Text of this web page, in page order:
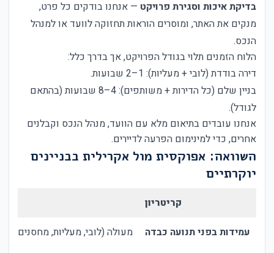
בדיקת איכות וסגירת פרויקט — אנחנו בודקים כל פרט,
מנקים את האתר, ומוסרים הוראות תחזוקה לוועד או למנהל
הנכס.
הלוח הזמנים תלוי בגודל הפרויקט, אך בדרך כלל:
דירה בודדת (לובי + מעליות): 1–2 שבועות.
בניין שלם (כל הדירות + משותפים): 4–8 שבועות (בהתאם
לגודל).
אנחנו עובדים בתיאום מלא עם הוועד, מנהל הנכס וקבלנים
אחרים, כדי למינימום הפרעה לדיירים.
השוואה: אפוקסית מול אקרילית בבניינים
יוקרתיים
קריטריון
עמידות בפני תנועה כבדה
מעולה (לובי, מעליות, מחסנים)